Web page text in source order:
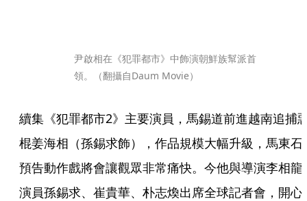
尹啟相在《犯罪都市》中飾演朝鮮族幫派首
領。（翻攝自Daum Movie）
續集《犯罪都市2》主要演員，馬錫道前進越南追捕
棍姜海相（孫錫求飾），作品規模大幅升級，馬東石
預告動作戲將會讓觀眾非常痛快。今他與導演李相龍
演員孫錫求、崔貴華、朴志煥出席全球記者會，開心